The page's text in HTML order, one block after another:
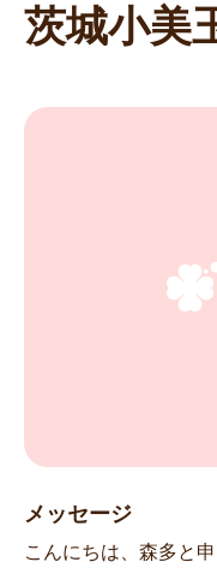
茨城小美
メッセージ
こんにちは、森多と申